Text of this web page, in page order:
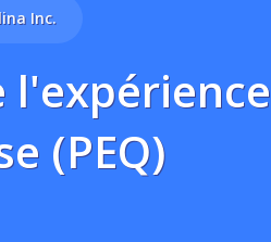
Inc.
l'expérience
(PEQ)